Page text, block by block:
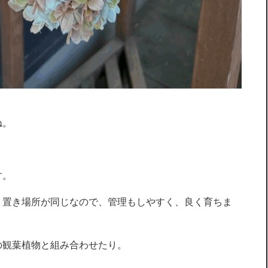
き場所が同じなので、管理もしやすく、良く育ちま
葉植物と組み合わせたり。